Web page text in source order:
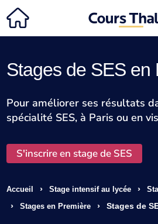
Stages de SES en
Pour améliorer ses résultats
spécialité SES, à Paris ou en
S'inscrire en stage de SES
Accueil › Stage intensif au lycée ›
› Stages en Première › Stages de